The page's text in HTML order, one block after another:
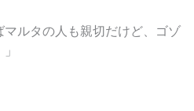
マルタの人も親切だけど、ゴゾ